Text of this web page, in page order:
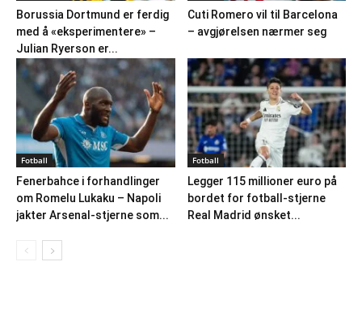
Borussia Dortmund er ferdig
med å «eksperimentere» –
Julian Ryerson er...
Cuti Romero vil til Barcelona
– avgjørelsen nærmer seg
Fotball
Fenerbahce i forhandlinger
om Romelu Lukaku – Napoli
jakter Arsenal-stjerne som...
Fotball
Legger 115 millioner euro på
bordet for fotball-stjerne
Real Madrid ønsket...